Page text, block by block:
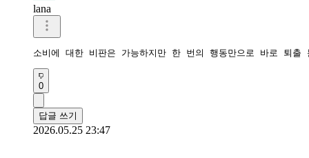
lana
소비에 대한 비판은 가능하지만 한 번의 행동만으로 바로 퇴
0
답글 쓰기
2026.05.25 23:47